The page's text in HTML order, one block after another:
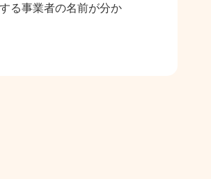
る事業者の名前が分か